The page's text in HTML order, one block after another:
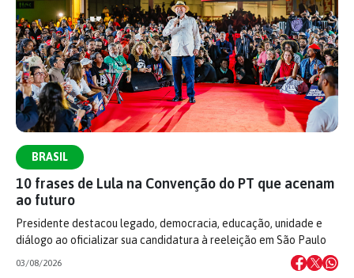
BRASIL
10 frases de Lula na Convenção do PT que acenam
ao futuro
Presidente destacou legado, democracia, educação, unidade e
diálogo ao oficializar sua candidatura à reeleição em São Paulo
03/08/2026